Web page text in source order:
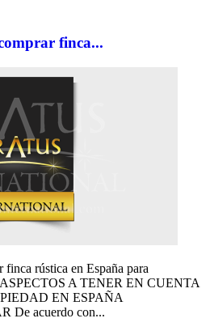
finca...
rústica en España para
ASPECTOS A TENER EN CUENTA
EN ESPAÑA
De acuerdo con...